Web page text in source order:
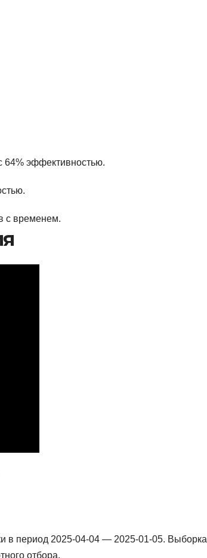
64% эффективностью.
с временем.
в период 2025-04-04 — 2025-01-05. Выборка
отбора.